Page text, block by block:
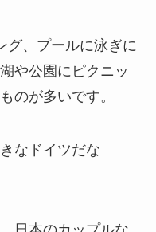
グ、プールに泳ぎに
や公園にピクニッ
のが多いです。
なドイツだな